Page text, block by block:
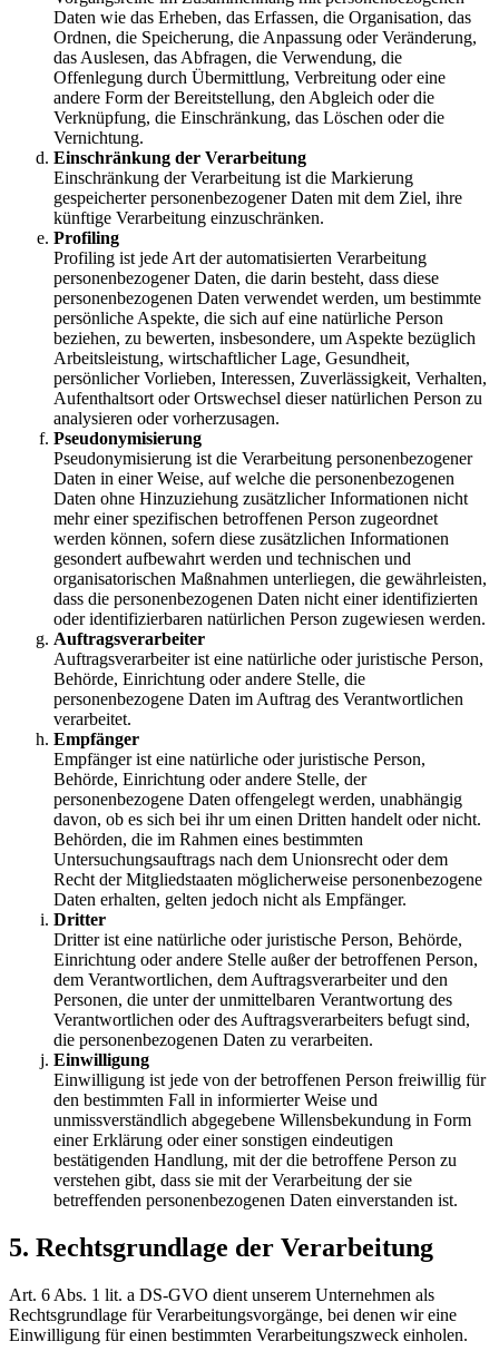
Daten wie das Erheben, das Erfassen, die Organisation, das
Ordnen, die Speicherung, die Anpassung oder Veränderung,
das Auslesen, das Abfragen, die Verwendung, die
Offenlegung durch Übermittlung, Verbreitung oder eine
andere Form der Bereitstellung, den Abgleich oder die
Verknüpfung, die Einschränkung, das Löschen oder die
Vernichtung.
Einschränkung der Verarbeitung
Einschränkung der Verarbeitung ist die Markierung
gespeicherter personenbezogener Daten mit dem Ziel, ihre
künftige Verarbeitung einzuschränken.
Profiling
Profiling ist jede Art der automatisierten Verarbeitung
personenbezogener Daten, die darin besteht, dass diese
personenbezogenen Daten verwendet werden, um bestimmte
persönliche Aspekte, die sich auf eine natürliche Person
beziehen, zu bewerten, insbesondere, um Aspekte bezüglich
Arbeitsleistung, wirtschaftlicher Lage, Gesundheit,
persönlicher Vorlieben, Interessen, Zuverlässigkeit, Verhalten,
Aufenthaltsort oder Ortswechsel dieser natürlichen Person zu
analysieren oder vorherzusagen.
Pseudonymisierung
Pseudonymisierung ist die Verarbeitung personenbezogener
Daten in einer Weise, auf welche die personenbezogenen
Daten ohne Hinzuziehung zusätzlicher Informationen nicht
mehr einer spezifischen betroffenen Person zugeordnet
werden können, sofern diese zusätzlichen Informationen
gesondert aufbewahrt werden und technischen und
organisatorischen Maßnahmen unterliegen, die gewährleisten,
dass die personenbezogenen Daten nicht einer identifizierten
oder identifizierbaren natürlichen Person zugewiesen werden.
Auftragsverarbeiter
Auftragsverarbeiter ist eine natürliche oder juristische Person,
Behörde, Einrichtung oder andere Stelle, die
personenbezogene Daten im Auftrag des Verantwortlichen
verarbeitet.
Empfänger
Empfänger ist eine natürliche oder juristische Person,
Behörde, Einrichtung oder andere Stelle, der
personenbezogene Daten offengelegt werden, unabhängig
davon, ob es sich bei ihr um einen Dritten handelt oder nicht.
Behörden, die im Rahmen eines bestimmten
Untersuchungsauftrags nach dem Unionsrecht oder dem
Recht der Mitgliedstaaten möglicherweise personenbezogene
Daten erhalten, gelten jedoch nicht als Empfänger.
Dritter
Dritter ist eine natürliche oder juristische Person, Behörde,
Einrichtung oder andere Stelle außer der betroffenen Person,
dem Verantwortlichen, dem Auftragsverarbeiter und den
Personen, die unter der unmittelbaren Verantwortung des
Verantwortlichen oder des Auftragsverarbeiters befugt sind,
die personenbezogenen Daten zu verarbeiten.
Einwilligung
Einwilligung ist jede von der betroffenen Person freiwillig für
den bestimmten Fall in informierter Weise und
unmissverständlich abgegebene Willensbekundung in Form
einer Erklärung oder einer sonstigen eindeutigen
bestätigenden Handlung, mit der die betroffene Person zu
verstehen gibt, dass sie mit der Verarbeitung der sie
betreffenden personenbezogenen Daten einverstanden ist.
5. Rechtsgrundlage der Verarbeitung
Art. 6 Abs. 1 lit. a DS-GVO dient unserem Unternehmen als
Rechtsgrundlage für Verarbeitungsvorgänge, bei denen wir eine
Einwilligung für einen bestimmten Verarbeitungszweck einholen.